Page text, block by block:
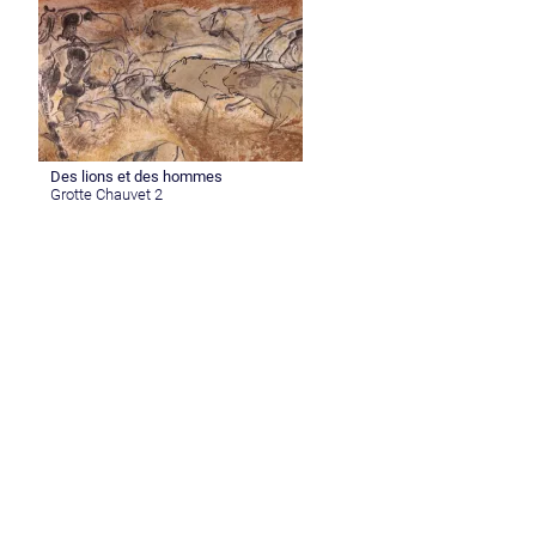
Des lions et des hommes
Grotte Chauvet 2